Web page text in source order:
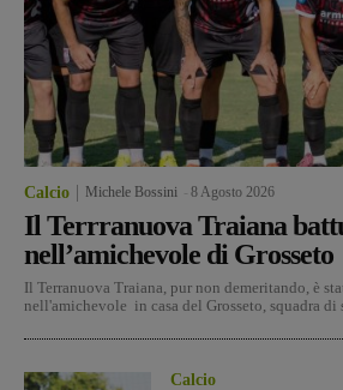
Calcio Michele Bossini 8 Agosto 2026
Il Terrranuova Traiana
nell’amichevole di Grosseto
Il Terranuova Traiana, pur non demeritando, è
nell'amichevole in casa del Grosseto, squadra di
Calcio